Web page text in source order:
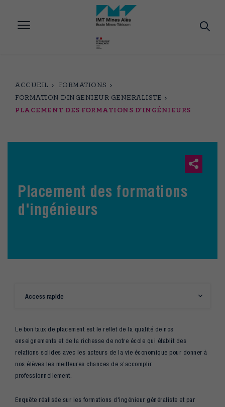
contenu
ACCUEIL
FORMATIONS
FORMATION DINGENIEUR GENERALISTE
PLACEMENT DES FORMATIONS D'INGÉNIEURS
Placement des formations
d'ingénieurs
Access rapide
Le bon taux de placement est le reflet de la qualité de nos
enseignements et de la richesse de notre école qui établit des
relations solides avec les acteurs de la vie économique pour donner à
nos élèves les meilleures chances de s’accomplir
professionnellement.
Enquête réalisée sur les formations d'ingénieur généraliste et par